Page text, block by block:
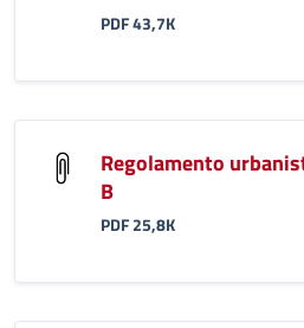
PDF 43,7K
Regolamento
B
PDF 25,8K